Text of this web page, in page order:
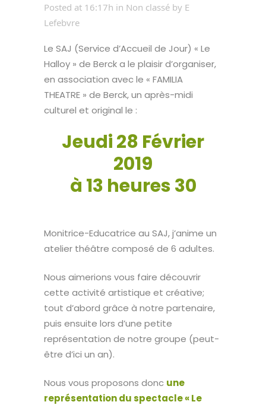
Posted at 16:17h in Non classé by E
Lefebvre
Le SAJ (Service d’Accueil de Jour) « Le
Halloy » de Berck a le plaisir d’organiser,
en association avec le « FAMILIA
THEATRE » de Berck, un après-midi
culturel et original le :
Jeudi 28 Février
2019
à 13 heures 30
Monitrice-Educatrice au SAJ, j’anime un
atelier théâtre composé de 6 adultes.
Nous aimerions vous faire découvrir
cette activité artistique et créative;
tout d’abord grâce à notre partenaire,
puis ensuite lors d’une petite
représentation de notre groupe (peut-
être d’ici un an).
Nous vous proposons donc une
représentation du spectacle « Le